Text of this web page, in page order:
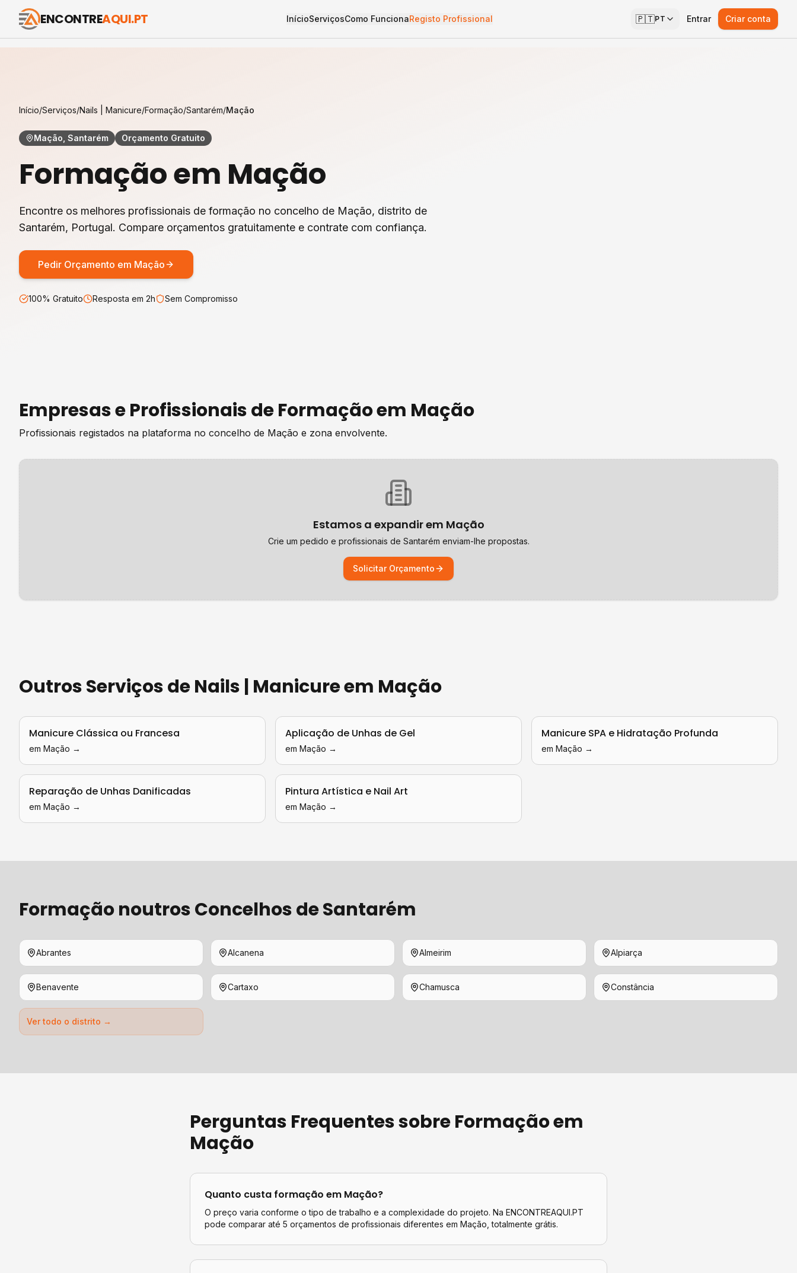
ENCONTREAQUI.PT InícioServiçosComo FuncionaRegisto Profissional 🇵🇹PT Entrar Criar conta
Início/Serviços/Nails | Manicure/Formação/Santarém/Mação
Mação, Santarém Orçamento Gratuito
Formaçãoem Mação
Encontre os melhores profissionais de formação no concelho de Mação, distrito de
Santarém, Portugal. Compare orçamentos gratuitamente e contrate com confiança.
Pedir Orçamento em Mação
100% Gratuito Resposta em 2h Sem Compromisso
Empresas e Profissionais deFormaçãoem Mação
Profissionais registados na plataforma no concelho de Mação e zona envolvente.
Estamos a expandir em Mação
Crie um pedido e profissionais de Santarém enviam-lhe propostas.
Solicitar Orçamento
Outros Serviços deNails | Manicureem Mação
Manicure Clássica ou Francesa
em Mação →
Aplicação de Unhas de Gel
em Mação →
Manicure SPA e Hidratação Profunda
em Mação →
Reparação de Unhas Danificadas
em Mação →
Pintura Artística e Nail Art
em Mação →
Formaçãonoutros Concelhos deSantarém
Abrantes Alcanena Almeirim Alpiarça
Benavente Cartaxo Chamusca Constância
Ver todo o distrito →
Perguntas Frequentes sobreFormaçãoem
Mação
Quanto custa formação em Mação?
O preço varia conforme o tipo de trabalho e a complexidade do projeto. Na ENCONTREAQUI.PT
pode comparar até 5 orçamentos de profissionais diferentes em Mação , totalmente grátis.